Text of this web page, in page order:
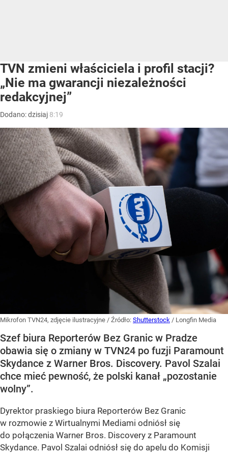
TVN zmieni właściciela i profil stacji?
„Nie ma gwarancji niezależności
redakcyjnej”
Dodano:dzisiaj 8:19
Mikrofon TVN24, zdjęcie ilustracyjne / Źródło: Shutterstock / Longfin Media
Szef biura Reporterów Bez Granic w Pradze
obawia się o zmiany w TVN24 po fuzji Paramount
Skydance z Warner Bros. Discovery. Pavol Szalai
chce mieć pewność, że polski kanał „pozostanie
wolny”.
Dyrektor praskiego biura Reporterów Bez Granic
w rozmowie z Wirtualnymi Mediami odniósł się
do połączenia Warner Bros. Discovery z Paramount
Skydance. Pavol Szalai odniósł się do apelu do Komisji